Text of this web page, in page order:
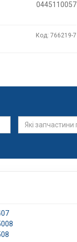
0445110057
Код: 766219-7